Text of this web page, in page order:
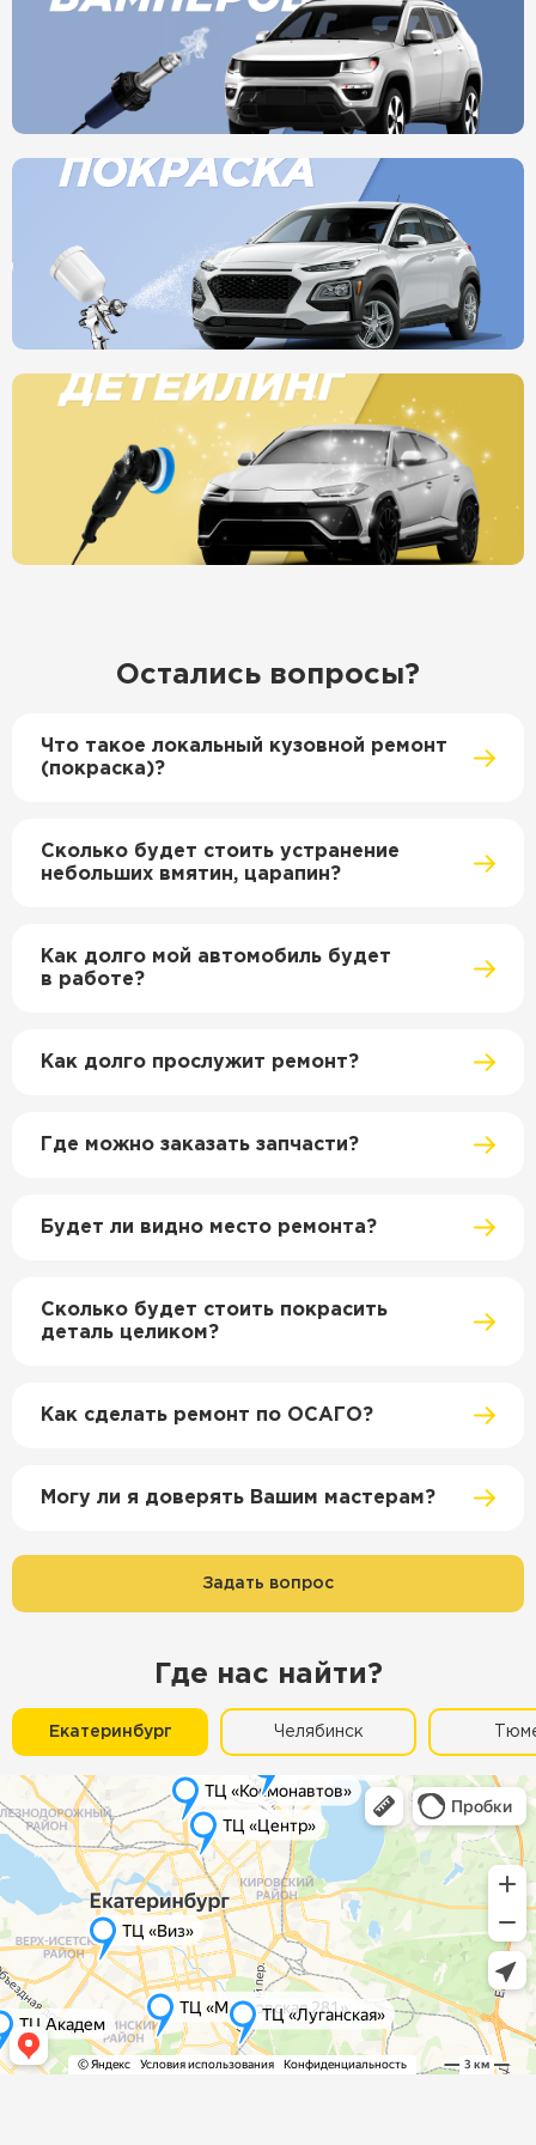
Остались вопросы?
Что такое локальный кузовной ремонт
(покраска)?
Сколько будет стоить устранение
небольших вмятин, царапин?
Как долго мой автомобиль будет
в работе?
Как долго прослужит ремонт?
Где можно заказать запчасти?
Будет ли видно место ремонта?
Сколько будет стоить покрасить
деталь целиком?
Как сделать ремонт по ОСАГО?
Могу ли я доверять Вашим мастерам?
Задать вопрос
Где нас найти?
Екатеринбург Челябинск